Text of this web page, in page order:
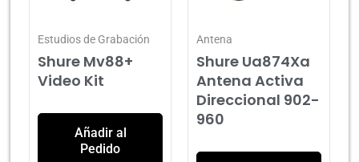
Estudios de Grabación
Shure Mv88+
Video Kit
Añadir al
Pedido
Antena
Shure Ua874Xa
Antena Activa
Direccional 902-
960